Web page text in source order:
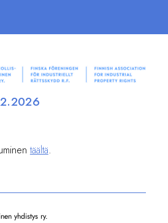
Suomen teollisoikeudellinen yhdistys ry
täältä.
yhdistys ry.